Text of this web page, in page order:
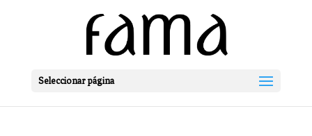
Seleccionar página